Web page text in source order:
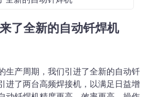
了全新的自动钎焊机
生产周期，我们引进了全新的自动钎
进了两台高频焊接机，以满足日益增